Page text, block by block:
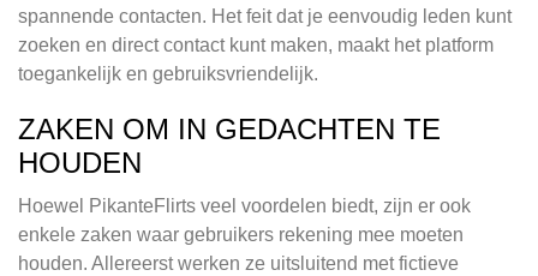
spannende contacten. Het feit dat je eenvoudig leden kunt
zoeken en direct contact kunt maken, maakt het platform
toegankelijk en gebruiksvriendelijk.
ZAKEN OM IN GEDACHTEN TE
HOUDEN
Hoewel PikanteFlirts veel voordelen biedt, zijn er ook
enkele zaken waar gebruikers rekening mee moeten
houden. Allereerst werken ze uitsluitend met fictieve